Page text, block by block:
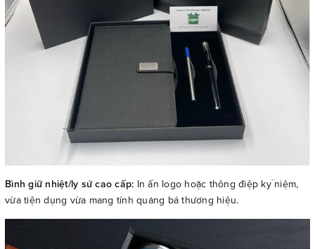
Bình giữ nhiệt/ly sứ cao cấp: In ấn logo hoặc thông điệp kỷ niệm,
vừa tiện dụng vừa mang tính quảng bá thương hiệu.